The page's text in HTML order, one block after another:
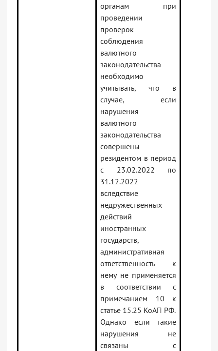
органам при
проведении
проверок
соблюдения
валютного
законодательства
необходимо
учитывать, что в
случае, если
нарушения
валютного
законодательства
совершены
резидентом в период
с 23.02.2022 по
31.12.2022
вследствие
недружественных
действий
иностранных
государств,
административная
ответственность к
нему не применяется
в соответствии с
примечанием 10 к
статье 15.25 КоАП РФ.
Однако если такие
нарушения не
связаны с